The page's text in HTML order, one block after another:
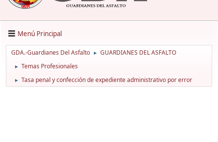
Menú Principal
GDA.-Guardianes Del Asfalto ► GUARDIANES DEL ASFALTO
► Temas Profesionales
► Tasa penal y confección de expediente administrativo por error